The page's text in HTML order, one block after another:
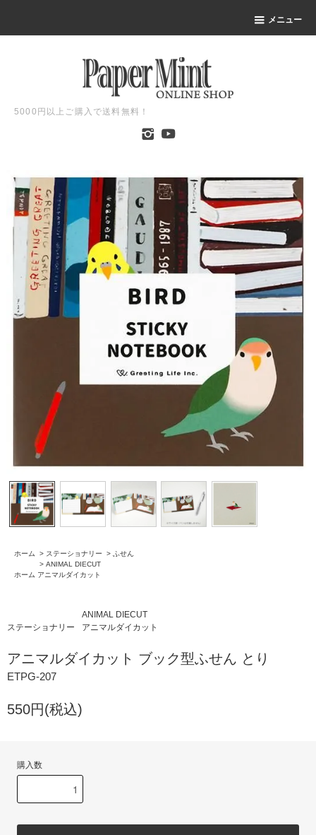
メニュー
5000円以上ご購入で送料無料！
ホーム > ステーショナリー > ふせん
ホーム
> ANIMAL DIECUT
アニマルダイカット
ステーショナリー
ANIMAL DIECUT
アニマルダイカット
アニマルダイカット ブック型ふせん とり
ETPG-207
550円(税込)
購入数